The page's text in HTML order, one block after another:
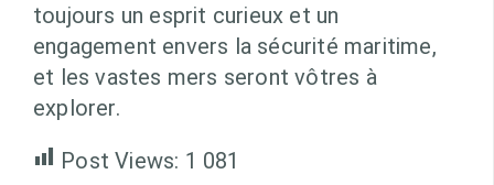
toujours un esprit curieux et un
engagement envers la sécurité maritime,
et les vastes mers seront vôtres à
explorer.
Post Views: 1 081